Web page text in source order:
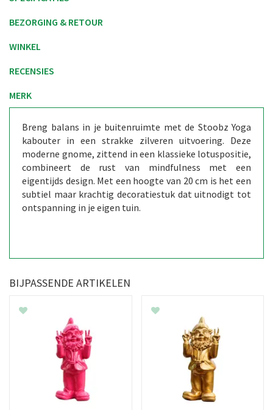
BEZORGING & RETOUR
WINKEL
RECENSIES
MERK
Breng balans in je buitenruimte met de Stoobz Yoga
kabouter in een strakke zilveren uitvoering. Deze
moderne gnome, zittend in een klassieke lotuspositie,
combineert de rust van mindfulness met een
eigentijds design. Met een hoogte van 20 cm is het een
subtiel maar krachtig decoratiestuk dat uitnodigt tot
ontspanning in je eigen tuin.
BIJPASSENDE ARTIKELEN